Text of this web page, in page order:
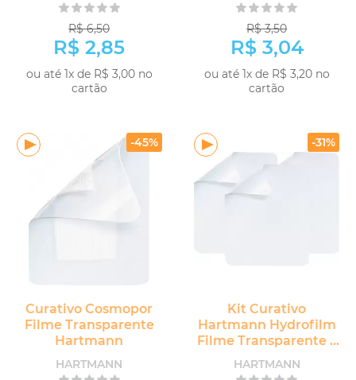
R$ 6,50
R$ 2,85
ou até 1x de R$ 3,00 no
cartão
R$ 3,50
R$ 3,04
ou até 1x de R$ 3,20 no
cartão
-45%
Curativo Cosmopor
Filme Transparente
Hartmann
HARTMANN
-31%
Kit Curativo
Hartmann Hydrofilm
Filme Transparente 5
unidades
HARTMANN